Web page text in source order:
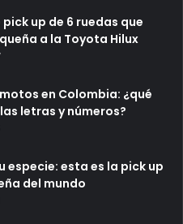
pick up de 6 ruedas que
a la Toyota Hilux
en Colombia: ¿qué
letras y números?
especie: esta es la pick up
del mundo